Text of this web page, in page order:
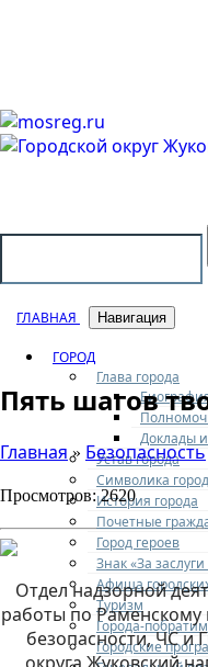
ГЛАВНАЯ Навигация
ГОРОД
Глава города
Доклады
Устав города
Символика
История города
Почетные
Город героев
Знак «За
Афиша
Туризм
Города-
Городские
Пять шагов
Главная» Безопасность
Просмотров: 2620
Отдел надзорной
работы по Раменскому
безопасности, ЧС и